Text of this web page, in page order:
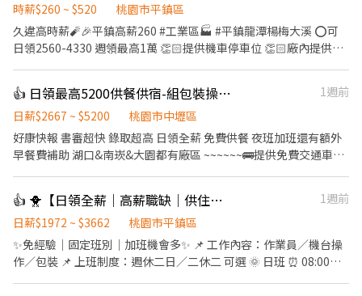
時薪$260 ~ $520
桃園市平鎮區
久違高時薪🧨🎉平鎮高薪260 #工業區🏭 #平鎮龍潭楊梅大溪 ⭕️可
日領2560-4330 週領最高1萬 👏🏻提供機車停車位 👏🏻廠內提供冰
業十路 『班別自己選』選完就固定囉~~ ①《週休二日》 〃日班
08:00~17:15 $220/h 〃夜班 22:00~07:15 $250/h ②《做二休二》
〃日班07:00~19:00 $230/h 〃夜班19:00~07:00 $260/h 暫時滿額 ❌
無提供暑期打工❌無提供暑期打工 ﹌﹌﹌﹌﹌﹌﹌﹌﹌﹌﹌﹌﹌﹌
https://lin.ee/CcskdiH
👍 日領最高5200供餐供宿-組包裝操作機台
1週前
日薪$2667 ~ $5200
桃園市中壢區
好康快報 書審超快 錄取超高 日領全薪 免費供餐 夜班加班還有額外
早餐費補助 湖口&南崁&大園都有廠區 ~~~~~~🚌提供免費交通車🚌
08:00~17:30(可彈性加班2h) 中班 14:30~12:00 🌛夜班
20:00~05:30(可彈性加班2h) 薪資:60000~95000 工作內容： 組裝、
包裝、測試、操作機台 ☝️用餐方式:免費 ☝️休假說明:週休六日 #提供
住宿 #免費供餐 #蘆竹 #南崁 #大園 #免費交通車 #日領全薪 #高額週
👍 🐥【日領全薪｜高薪職缺｜供住宿｜平鎮】🐥
1週前
日薪$1972 ~ $3662
桃園市平鎮區
✨免經驗｜固定班別｜加班機會多✨ 📌 工作內容：作業員／機台操
作／包裝 📌 上班制度：週休二日／二休二 可選 🌞 日班 ⏰ 08:00－